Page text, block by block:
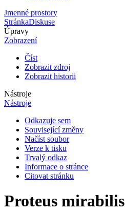
Jmenné prostory
StránkaDiskuse
Úpravy
Zobrazení
Číst
Zobrazit zdroj
Zobrazit historii
Nástroje
Nástroje
Odkazuje sem
Související změny
Načíst soubor
Verze k tisku
Trvalý odkaz
Informace o stránce
Citovat stránku
Proteus mirabilis